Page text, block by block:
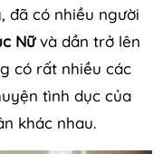
đã có nhiều người
Nữvà dần trở lên
có rất nhiều các
tình dục của
khác nhau.